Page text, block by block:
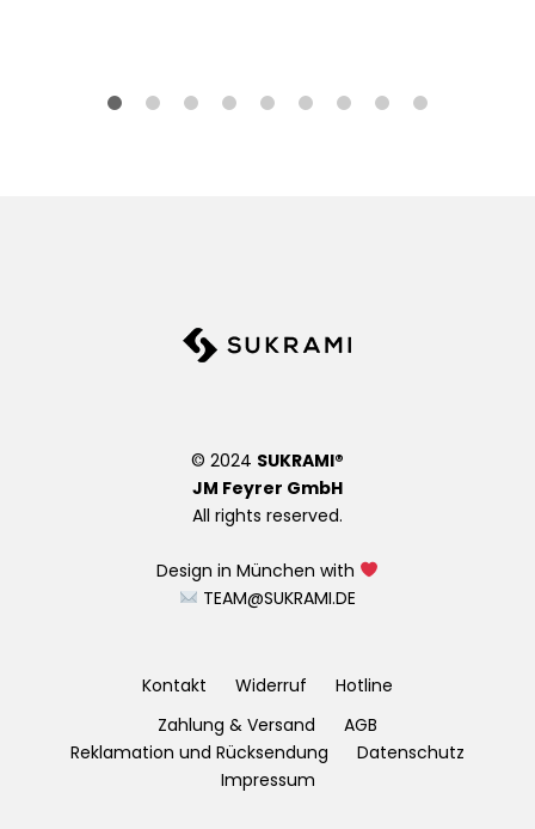
© 2024 SUKRAMI®
JM Feyrer GmbH
All rights reserved.
Design in München with
TEAM@SUKRAMI.DE
Kontakt Widerruf
Hotline
Zahlung & Versand
AGB
Reklamation und Rücksendung
Datenschutz
Impressum